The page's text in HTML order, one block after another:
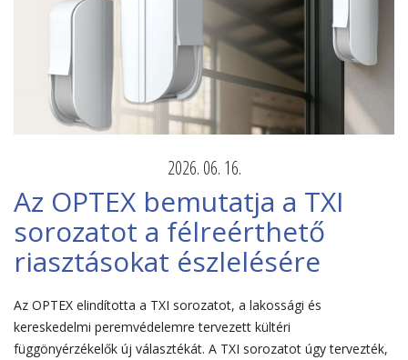
2026. 06. 16.
Az OPTEX bemutatja a TXI
sorozatot a félreérthető
riasztásokat észlelésére
Az OPTEX elindította a TXI sorozatot, a lakossági és
kereskedelmi peremvédelemre tervezett kültéri
függönyérzékelők új választékát. A TXI sorozatot úgy tervezték,